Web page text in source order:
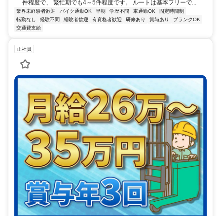
件程度で、 繁忙期でも4～5件程度です。 ルートは基本フリーで...
業界未経験者歓迎 バイク通勤OK 早朝 学歴不問 車通勤OK
固定時間制
転勤なし
経験不問 経験者歓迎 有資格者歓迎 研修あり 賞与あり
ブランクOK
交通費支給
正社員